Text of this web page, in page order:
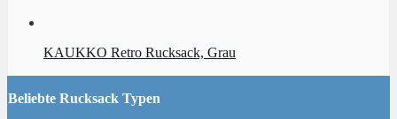
KAUKKO Retro Rucksack, Grau
Beliebte Rucksack Typen